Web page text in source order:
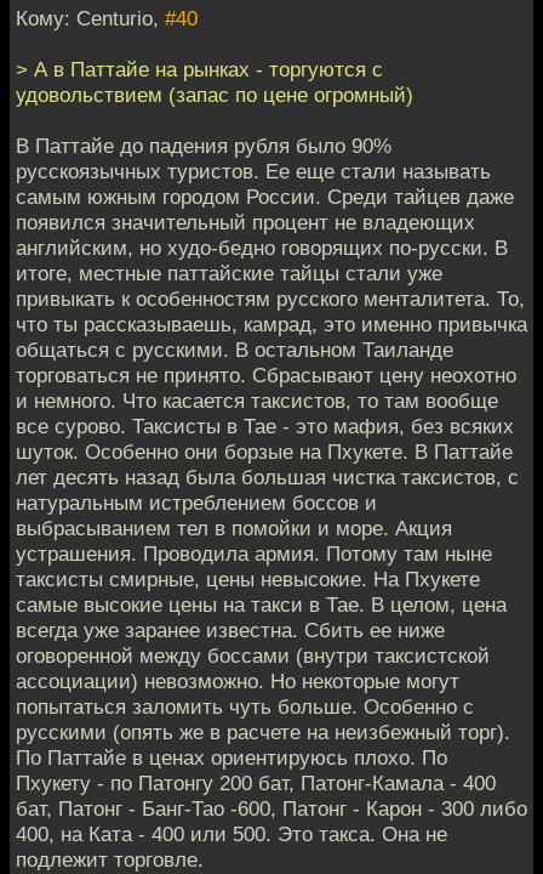
Кому: Centurio, #40
> А в Паттайе на рынках - торгуются с
удовольствием (запас по цене огромный)
В Паттайе до падения рубля было 90%
русскоязычных туристов. Ее еще стали называть
самым южным городом России. Среди тайцев даже
появился значительный процент не владеющих
английским, но худо-бедно говорящих по-русски. В
итоге, местные паттайские тайцы стали уже
привыкать к особенностям русского менталитета. То,
что ты рассказываешь, камрад, это именно привычка
общаться с русскими. В остальном Таиланде
торговаться не принято. Сбрасывают цену неохотно
и немного. Что касается таксистов, то там вообще
все сурово. Таксисты в Тае - это мафия, без всяких
шуток. Особенно они борзые на Пхукете. В Паттайе
лет десять назад была большая чистка таксистов, с
натуральным истреблением боссов и
выбрасыванием тел в помойки и море. Акция
устрашения. Проводила армия. Потому там ныне
таксисты смирные, цены невысокие. На Пхукете
самые высокие цены на такси в Тае. В целом, цена
всегда уже заранее известна. Сбить ее ниже
оговоренной между боссами (внутри таксистской
ассоциации) невозможно. Но некоторые могут
попытаться заломить чуть больше. Особенно с
русскими (опять же в расчете на неизбежный торг).
По Паттайе в ценах ориентируюсь плохо. По
Пхукету - по Патонгу 200 бат, Патонг-Камала - 400
бат, Патонг - Банг-Тао -600, Патонг - Карон - 300 либо
400, на Ката - 400 или 500. Это такса. Она не
подлежит торговле.